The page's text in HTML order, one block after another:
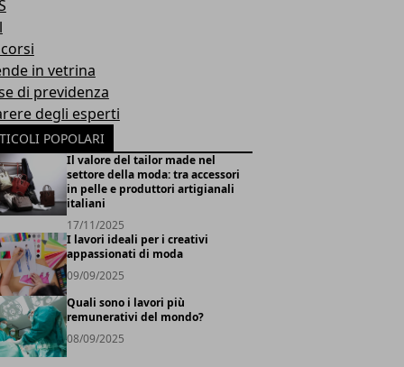
in vetrina
di previdenza
degli esperti
POPOLARI
Il valore del tailor made nel
settore della moda: tra accessori
in pelle e produttori artigianali
italiani
17/11/2025
I lavori ideali per i creativi
appassionati di moda
09/09/2025
Quali sono i lavori più
remunerativi del mondo?
08/09/2025